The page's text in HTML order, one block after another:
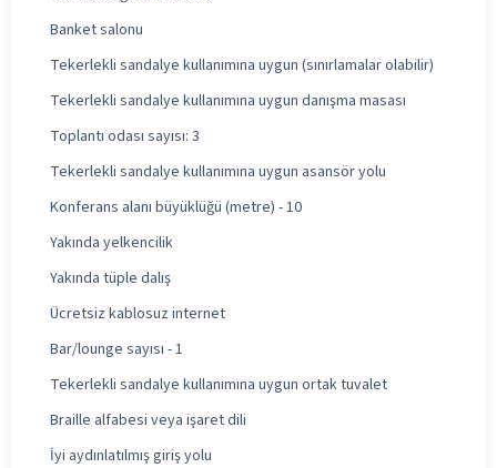
Banket salonu
Tekerlekli sandalye kullanımına uygun (sınırlamalar olabilir)
Tekerlekli sandalye kullanımına uygun danışma masası
Toplantı odası sayısı: 3
Tekerlekli sandalye kullanımına uygun asansör yolu
Konferans alanı büyüklüğü (metre) - 10
Yakında yelkencilik
Yakında tüple dalış
Ücretsiz kablosuz internet
Bar/lounge sayısı - 1
Tekerlekli sandalye kullanımına uygun ortak tuvalet
Braille alfabesi veya işaret dili
İyi aydınlatılmış giriş yolu